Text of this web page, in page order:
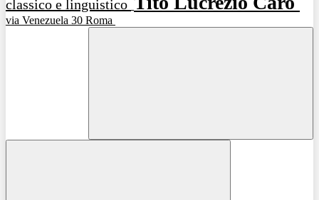
classico e linguistico
via Venezuela 30 Roma